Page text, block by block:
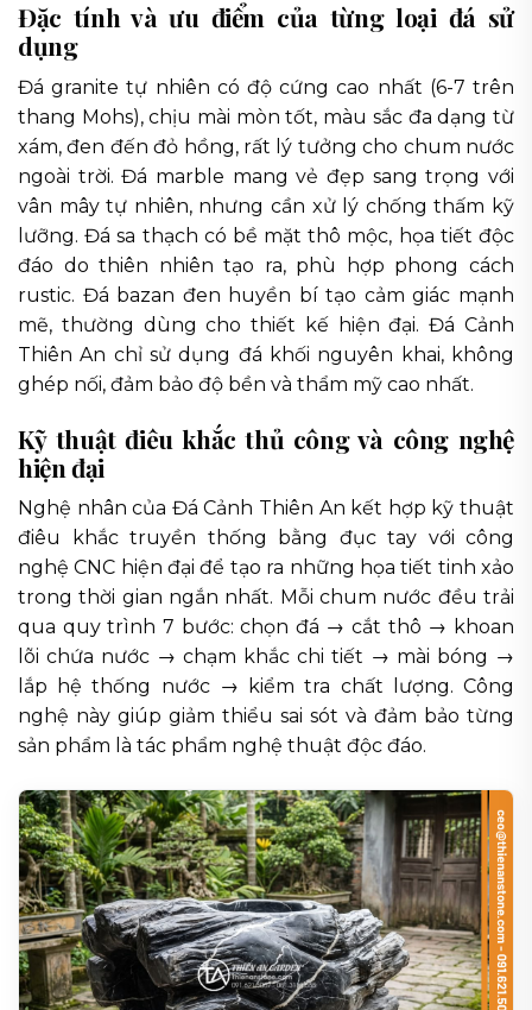
Đặc tính và ưu điểm của từng loại đá sử
dụng
Đá granite tự nhiên có độ cứng cao nhất (6-7 trên
thang Mohs), chịu mài mòn tốt, màu sắc đa dạng từ
xám, đen đến đỏ hồng, rất lý tưởng cho chum nước
ngoài trời. Đá marble mang vẻ đẹp sang trọng với
vân mây tự nhiên, nhưng cần xử lý chống thấm kỹ
lưỡng. Đá sa thạch có bề mặt thô mộc, họa tiết độc
đáo do thiên nhiên tạo ra, phù hợp phong cách
rustic. Đá bazan đen huyền bí tạo cảm giác mạnh
mẽ, thường dùng cho thiết kế hiện đại. Đá Cảnh
Thiên An chỉ sử dụng đá khối nguyên khai, không
ghép nối, đảm bảo độ bền và thẩm mỹ cao nhất.
Kỹ thuật điêu khắc thủ công và công nghệ
hiện đại
Nghệ nhân của Đá Cảnh Thiên An kết hợp kỹ thuật
điêu khắc truyền thống bằng đục tay với công
nghệ CNC hiện đại để tạo ra những họa tiết tinh xảo
trong thời gian ngắn nhất. Mỗi chum nước đều trải
qua quy trình 7 bước: chọn đá → cắt thô → khoan
lõi chứa nước → chạm khắc chi tiết → mài bóng →
lắp hệ thống nước → kiểm tra chất lượng. Công
nghệ này giúp giảm thiểu sai sót và đảm bảo từng
sản phẩm là tác phẩm nghệ thuật độc đáo.